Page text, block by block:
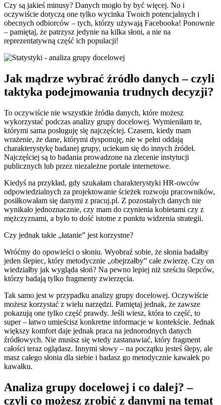
Czy są jakieś minusy? Danych mogło by być więcej. No i
oczywiście dotyczą one tylko wycinka Twoich potencjalnych i
obecnych odbiorców – tych, którzy używają Facebooka! Ponownie
– pamiętaj, że patrzysz jedynie na kilka słoni, a nie na
reprezentatywną część ich populacji!
Jak mądrze wybrać źródło danych – czyli
taktyka podejmowania trudnych decyzji?
To oczywiście nie wszystkie źródła danych, które możesz
wykorzystać podczas analizy grupy docelowej. Wymieniłam te,
którymi sama posługuję się najczęściej. Czasem, kiedy mam
wrażenie, że dane, którymi dysponuję, nie w pełni oddają
charakterystykę badanej grupy, uciekam się do innych źródeł.
Najczęściej są to badania prowadzone na zlecenie instytucji
publicznych lub przez niezależne portale internetowe.
Kiedyś na przykład, gdy szukałam charakterystyki HR-owców
odpowiedzialnych za projektowanie ścieżek rozwoju pracowników,
posiłkowałam się danymi z pracuj.pl. Z pozostałych danych nie
wynikało jednoznacznie, czy mam do czynienia kobietami czy z
mężczyznami, a było to dość istotne z punktu widzenia strategii.
Czy jednak takie „łatanie” jest korzystne?
Wróćmy do opowieści o słoniu. Wyobraź sobie, że słonia badałby
jeden ślepiec, który metodycznie „obejrzałby” całe zwierzę. Czy on
wiedziałby jak wygląda słoń? Na pewno lepiej niż sześciu ślepców,
którzy badają tylko fragmenty zwierzęcia.
Tak samo jest w przypadku analizy grupy docelowej. Oczywiście
możesz korzystać z wielu narzędzi. Pamiętaj jednak, że zawsze
pokazują one tylko część prawdy. Jeśli wiesz, która to część, to
super – łatwo umieścisz konkretne informacje w kontekście. Jednak
większy komfort daje jednak praca na jednorodnych danych
źródłowych. Nie musisz się wtedy zastanawiać, który fragment
całości teraz oglądasz. Innymi słowy – na początku jesteś ślepy, ale
masz całego słonia dla siebie i badasz go metodycznie kawałek po
kawałku.
Analiza grupy docelowej i co dalej? –
czyli co możesz zrobić z danymi na temat